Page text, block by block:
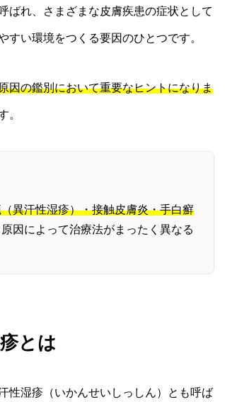
ばれ、さまざまな皮膚疾患の症状として
い環境をつくる要因のひとつです。
因の鑑別において重要なヒントになりま
。
異汗性湿疹）・接触皮膚炎・手白癬
因によって治療法がまったく異なる
とは
性湿疹（いかんせいしっしん）とも呼ば